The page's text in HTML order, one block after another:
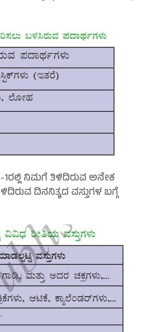
1ರಲ್ಲಿ ನಿಮಗೆ ತಿಳಿದಿರುವ ಅನೇಕ
ದಿನನಿತ್ಯದ ವಸ್ತುಗಳ ಬಗ್ಗೆ